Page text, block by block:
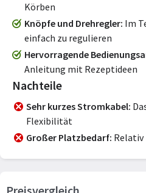
Körben
Knöpfe und Drehregler Im
einfach zu regulieren
Hervorragende
Anleitung mit Rezeptideen
Nachteile
Sehr kurzes Stromkabel
Flexibilität
Großer Platzbedarf Relativ